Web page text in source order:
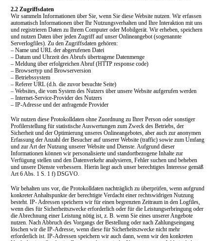
2.2 Zugriffsdaten
Wir sammeln Informationen über Sie, wenn Sie diese Website nutzen. Wir erfassen
automatisch Informationen über Ihr Nutzungsverhalten und Ihre Interaktion mit uns
und registrieren Daten zu Ihrem Computer oder Mobilgerät. Wir erheben, speichern
und nutzen Daten über jeden Zugriff auf unser Onlineangebot (sogenannte
Serverlogfiles). Zu den Zugriffsdaten gehören:
– Name und URL der abgerufenen Datei
– Datum und Uhrzeit des Abrufs übertragene Datenmenge
– Meldung über erfolgreichen Abruf (HTTP response code)
– Browsertyp und Browserversion
– Betriebssystem
– Referer URL (d.h. die zuvor besuchte Seite)
– Websites, die vom System des Nutzers über unsere Website aufgerufen werden
– Internet-Service-Provider des Nutzers
– IP-Adresse und der anfragende Provider
Wir nutzen diese Protokolldaten ohne Zuordnung zu Ihrer Person oder sonstiger
Profilerstellung für statistische Auswertungen zum Zweck des Betriebs, der
Sicherheit und der Optimierung unseres Onlineangebotes, aber auch zur anonymen
Erfassung der Anzahl der Besucher auf unserer Website (traffic) sowie zum Umfang
und zur Art der Nutzung unserer Website und Dienste. Aufgrund dieser
Informationen können wir personalisierte und standortbezogene Inhalte zur
Verfügung stellen und den Datenverkehr analysieren, Fehler suchen und beheben
und unsere Dienste verbessern.Hierin liegt auch unser berechtigtes Interesse gemäß
Art 6 Abs. 1 S. 1 f) DSGVO.
Wir behalten uns vor, die Protokolldaten nachträglich zu überprüfen, wenn aufgrund
konkreter Anhaltspunkte der berechtigte Verdacht einer rechtswidrigen Nutzung
besteht. IP- Adressen speichern wir für einen begrenzten Zeitraum in den Logfiles,
wenn dies für Sicherheitszwecke erforderlich oder für die Leistungserbringung oder
die Abrechnung einer Leistung nötig ist, z. B. wenn Sie eines unserer Angebote
nutzen. Nach Abbruch des Vorgangs der Bestellung oder nach Zahlungseingang
löschen wir die IP-Adresse, wenn diese für Sicherheitszwecke nicht mehr
erforderlich ist. IP-Adressen speichern wir auch dann, wenn wir den konkreten